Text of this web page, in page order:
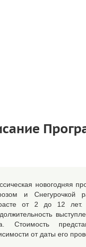
новогодняя
и Снегурочкой
от 2 до 12
Стоимость
от даты его